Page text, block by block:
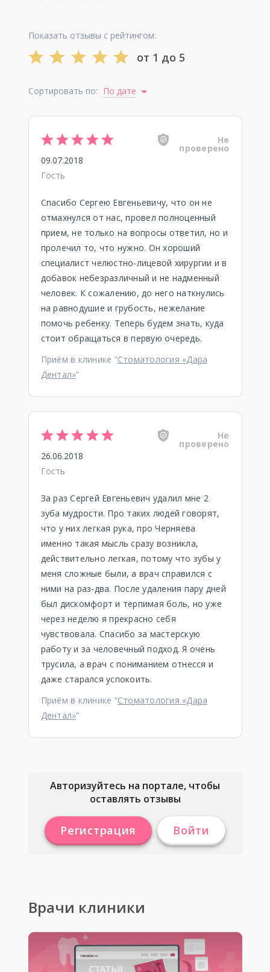
Показать отзывы с рейтингом:
от 1 до 5
Сортировать по: По дате
Не
проверено
09.07.2018
Гость
Спасибо Сергею Евгеньевичу, что он не
отмахнулся от нас, провел полноценный
прием, не только на вопросы ответил, но и
пролечил то, что нужно. Он хороший
специалист челюстно-лицевой хирургии и в
добавок небезразличный и не надменный
человек. К сожалению, до него наткнулись
на равнодушие и грубость, нежелание
помочь ребенку. Теперь будем знать, куда
стоит обращаться в первую очередь.
Приём в клинике “Стоматология «Дара
Дентал»”
Не
проверено
26.06.2018
Гость
За раз Сергей Евгеньевич удалил мне 2
зуба мудрости. Про таких людей говорят,
что у них легкая рука, про Черняева
именно такая мысль сразу возникла,
действительно легкая, потому что зубы у
меня сложные были, а врач справился с
ними на раз-два. После удаления пару дней
был дискомфорт и терпимая боль, но уже
через неделю я прекрасно себя
чувствовала. Спасибо за мастерскую
работу и за человечный подход. Я очень
трусила, а врач с пониманием отнесся и
даже старался успокоить.
Приём в клинике “Стоматология «Дара
Дентал»”
Авторизуйтесь на портале, чтобы
оставлять отзывы
Регистрация Войти
Врачи клиники